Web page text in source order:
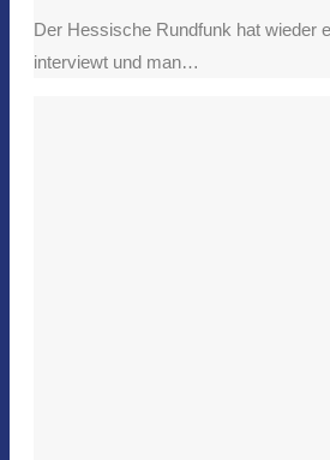
Der Hessische Rundfunk hat wieder
interviewt und man…